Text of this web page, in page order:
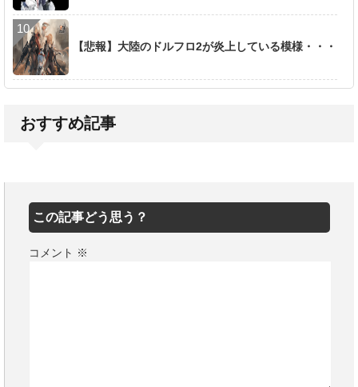
【悲報】大陸のドルフロ2が炎上している模様・・・
おすすめ記事
この記事どう思う？
コメント ※